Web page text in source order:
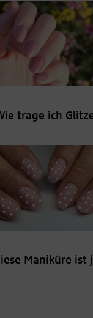
trage ich
Maniküre ist